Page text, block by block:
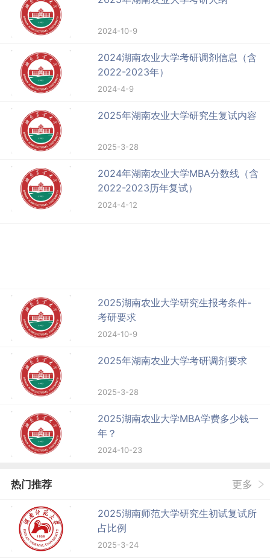
2024-10-9
2024湖南农业大学考研调剂信息（含
2022-2023年）
2024-4-9
2025年湖南农业大学研究生复试内容
2025-3-28
2024年湖南农业大学MBA分数线（含
2022-2023历年复试）
2024-4-12
2025湖南农业大学研究生报考条件-
考研要求
2024-10-9
2025年湖南农业大学考研调剂要求
2025-3-28
2025湖南农业大学MBA学费多少钱一
年？
2024-10-23
热门推荐 更多
2025湖南师范大学研究生初试复试所
占比例
2025-3-24